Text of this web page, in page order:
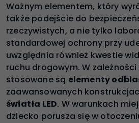
Ważnym elementem, który
także podejście do
rzeczywistych, a nie tylko
standardowej ochrony przy
uwzględnia również kwestie
ruchu drogowym. W
stosowane są elementy
zaawansowanych
światła LED. W warunkach
dziecko porusza się w